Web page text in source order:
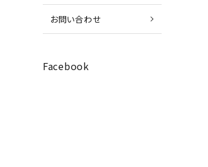
お問い合わせ
Facebook